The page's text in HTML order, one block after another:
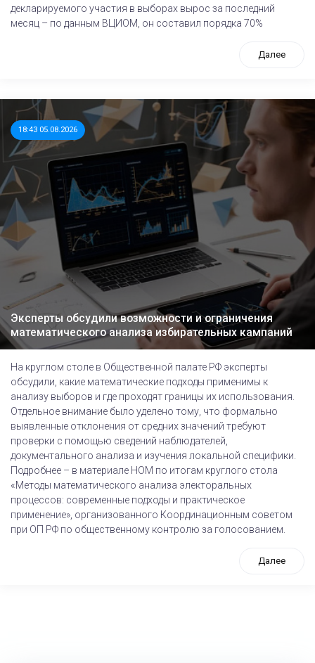
декларируемого участия в выборах вырос за последний
месяц – по данным ВЦИОМ, он составил порядка 70%
Далее
18:43 05.08.2026
Эксперты обсудили возможности и ограничения
математического анализа избирательных кампаний
На круглом столе в Общественной палате РФ эксперты
обсудили, какие математические подходы применимы к
анализу выборов и где проходят границы их использования.
Отдельное внимание было уделено тому, что формально
выявленные отклонения от средних значений требуют
проверки с помощью сведений наблюдателей,
документального анализа и изучения локальной специфики.
Подробнее – в материале НОМ по итогам круглого стола
«Методы математического анализа электоральных
процессов: современные подходы и практическое
применение», организованного Координационным советом
при ОП РФ по общественному контролю за голосованием.
Далее